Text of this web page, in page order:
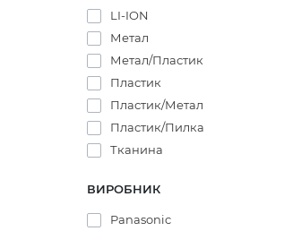
LI-ION
Метал
Метал/Пластик
Пластик
Пластик/Метал
Пластик/Пилка
Тканина
ВИРОБНИК
Panasonic